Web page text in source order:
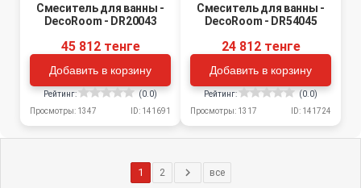
Смеситель для ванны -
DecoRoom - DR20043
45 812 тенге
Добавить в корзину
Рейтинг:
(0.0)
Просмотры: 1347
ID: 141691
Смеситель для ванны -
DecoRoom - DR54045
24 812 тенге
Добавить в корзину
Рейтинг:
(0.0)
Просмотры: 1317
ID: 141724
1 2 все